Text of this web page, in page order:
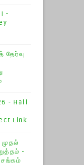
-
தேர்வு
- Hall
Link
முதல்
-
சங்கம்